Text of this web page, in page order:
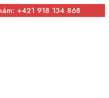
+421 918 134 868